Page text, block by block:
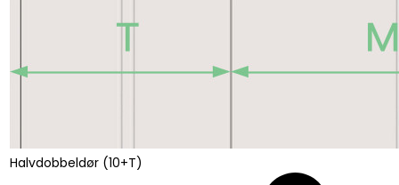
Halvdobbeldør (10+T)